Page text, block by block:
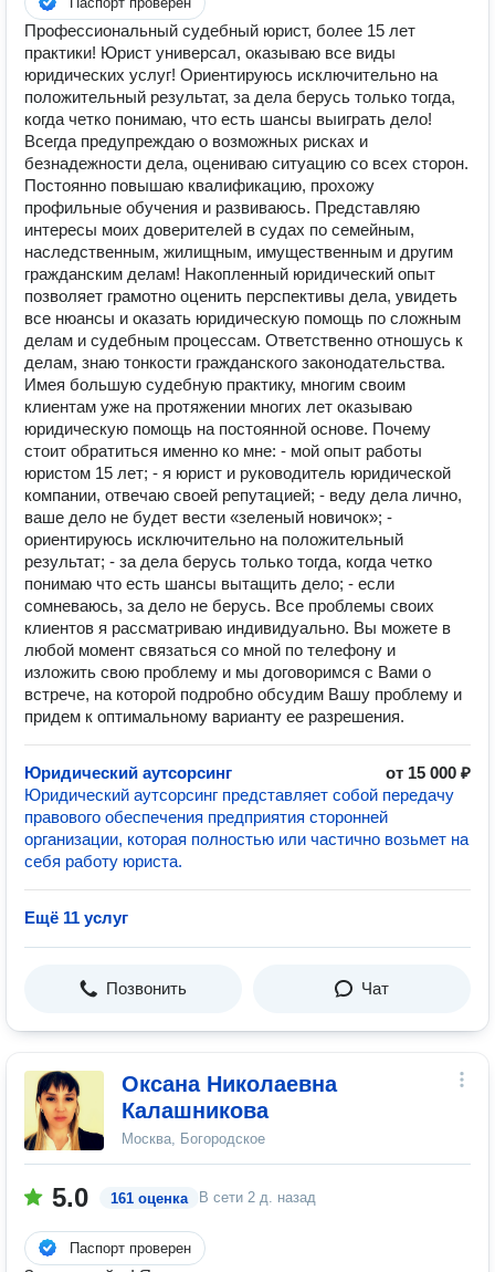
Профессиональный судебный юрист, более 15 лет
практики! Юрист универсал, оказываю все виды
юридических услуг! Ориентируюсь исключительно на
положительный результат, за дела берусь только тогда,
когда четко понимаю, что есть шансы выиграть дело!
Всегда предупреждаю о возможных рисках и
безнадежности дела, оцениваю ситуацию со всех сторон.
Постоянно повышаю квалификацию, прохожу
профильные обучения и развиваюсь. Представляю
интересы моих доверителей в судах по семейным,
наследственным, жилищным, имущественным и другим
гражданским делам! Накопленный юридический опыт
позволяет грамотно оценить перспективы дела, увидеть
все нюансы и оказать юридическую помощь по сложным
делам и судебным процессам. Ответственно отношусь к
делам, знаю тонкости гражданского законодательства.
Имея большую судебную практику, многим своим
клиентам уже на протяжении многих лет оказываю
юридическую помощь на постоянной основе. Почему
стоит обратиться именно ко мне: - мой опыт работы
юристом 15 лет; - я юрист и руководитель юридической
компании, отвечаю своей репутацией; - веду дела лично,
ваше дело не будет вести «зеленый новичок»; -
ориентируюсь исключительно на положительный
результат; - за дела берусь только тогда, когда четко
понимаю что есть шансы вытащить дело; - если
сомневаюсь, за дело не берусь. Все проблемы своих
клиентов я рассматриваю индивидуально. Вы можете в
любой момент связаться со мной по телефону и
изложить свою проблему и мы договоримся с Вами о
встрече, на которой подробно обсудим Вашу проблему и
придем к оптимальному варианту ее разрешения.
Юридический аутсорсинг
от 15 000 ₽
Юридический аутсорсинг представляет собой передачу
правового обеспечения предприятия сторонней
организации, которая полностью или частично возьмет на
себя работу юриста.
Ещё 11 услуг
Позвонить Чат
Оксана Николаевна
Калашникова
Москва, Богородское
5.0 161 оценка В сети 2 д. назад
Паспорт проверен